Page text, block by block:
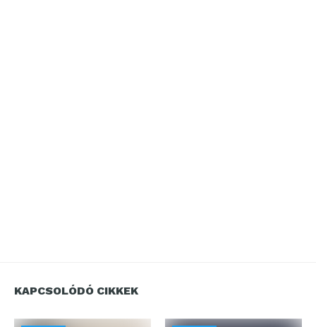
KAPCSOLÓDÓ CIKKEK